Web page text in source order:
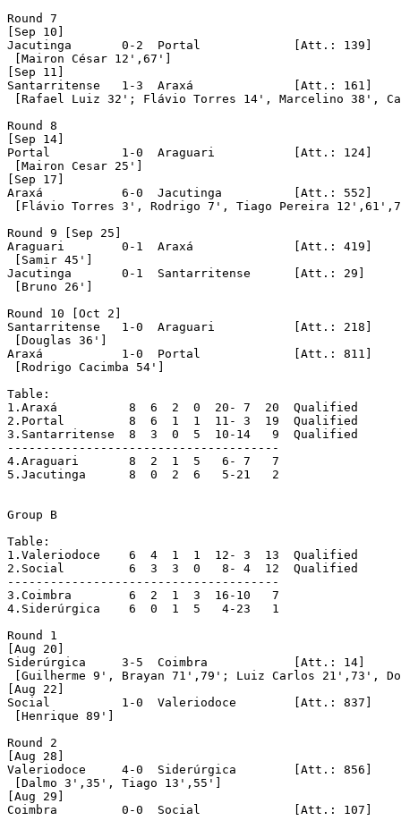
Round 7
[Sep 10]
Jacutinga	0-2  Portal		[Att.: 139]
[Mairon César 12',67']
[Sep 11]
Santarritense	1-3  Araxá		[Att.: 161]
[Rafael Luiz 32'; Flávio Torres 14', Marcelino 38',
Round 8
[Sep 14]
Portal		1-0  Araguari		[Att.: 124]
[Mairon Cesar 25']
[Sep 17]
Araxá		6-0  Jacutinga		[Att.: 552]
[Flávio Torres 3', Rodrigo 7', Tiago Pereira
Round 9 [Sep 25]
Araguari	0-1  Araxá		[Att.: 419]
[Samir 45']
Jacutinga	0-1  Santarritense	[Att.: 29]
[Bruno 26']
Round 10 [Oct 2]
Santarritense	1-0  Araguari		[Att.: 218]
[Douglas 36']
Araxá		1-0  Portal		[Att.: 811]
[Rodrigo Cacimba 54']
Table:
1.Araxá          8  6  2  0  20- 7  20	Qualified
2.Portal	 8  6  1  1  11- 3  19	Qualified
3.Santarritense  8  3  0  5  10-14   9	Qualified
--------------------------------------
4.Araguari       8  2  1  5   6- 7   7
5.Jacutinga      8  0  2  6   5-21   2
Group B
Table:
1.Valeriodoce    6  4  1  1  12- 3  13	Qualified
2.Social         6  3  3  0   8- 4  12	Qualified
--------------------------------------
3.Coimbra      	 6  2  1  3  16-10   7
4.Siderúrgica    6  0  1  5   4-23   1
Round 1
[Aug 20]
Siderúrgica	3-5  Coimbra		[Att.: 14]
[Guilherme 9', Brayan 71',79'; Luiz Carlos 21',73',
[Aug 22]
Social		1-0  Valeriodoce	[Att.: 837]
[Henrique 89']
Round 2
[Aug 28]
Valeriodoce	4-0  Siderúrgica	[Att.: 856]
[Dalmo 3',35', Tiago 13',55']
[Aug 29]
Coimbra		0-0  Social		[Att.: 107]